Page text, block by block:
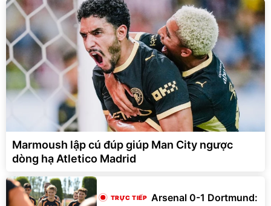
Marmoush lập cú đúp giúp Man City ngược
dòng hạ Atletico Madrid
Arsenal 0-1 Dortmund: